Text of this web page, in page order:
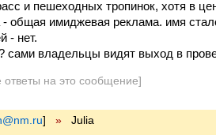
и пешеходных тропинок, хотя в
- общая имиджевая реклама. имя
- нет.
сами владельцы видят выход в
ответы на это сообщение]
] » Julia